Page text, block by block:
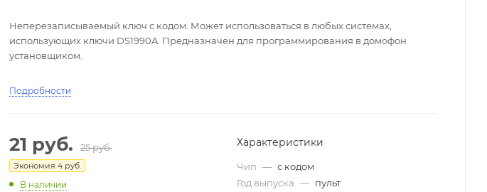
Неперезаписываемый ключ с кодом. Может использоваться в любых системах,
использующих ключи DS1990A. Предназначен для программирования в домофон
установщиком.
Подробности
21 руб. 25руб.
Экономия 4 руб.
В наличии
Характеристики
Чип — с кодом
Год выпуска — пульт